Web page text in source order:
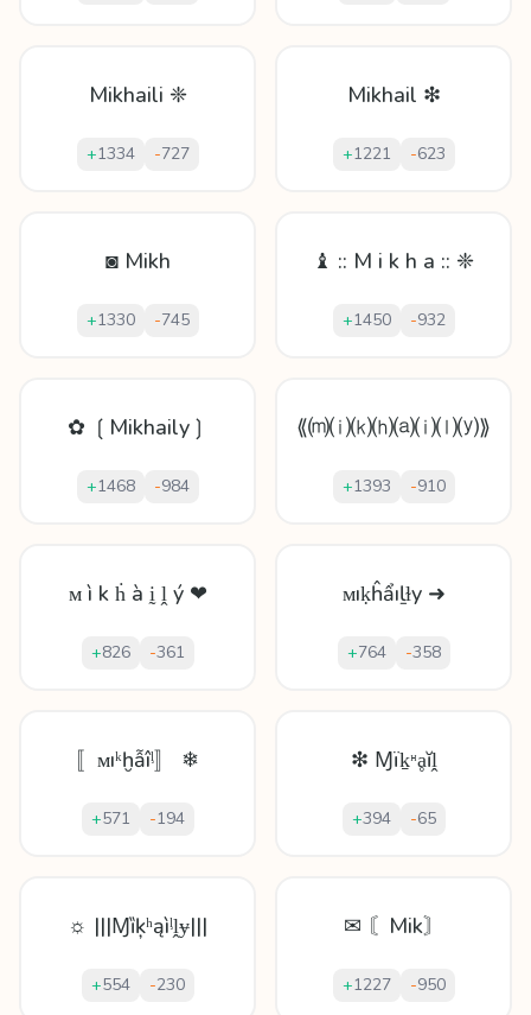
Mikhaili ❈
+1334 -727
Mikhail ❇
+1221 -623
◙ Mikh
+1330 -745
♝ :: M i k h a :: ❈
+1450 -932
✿ ❲Mikhaily❳
+1468 -984
⟪⒨⒤⒦⒣⒜⒤⒧⒴⟫
+1393 -910
ᴍ ì k ḣ à ḭ ḽ ý ❤
+826 -361
ᴍıḳĥẩıḻɫy ➜
+764 -358
〚ᴍıᵏḫẫîᶪ〛 ❄
+571 -194
❇ Ɱïḵᵸḁĭḽ
+394 -65
☼ |||Ɱȉķʰąìᶪḽɏ|||
+554 -230
✉ 〘Mik〙
+1227 -950